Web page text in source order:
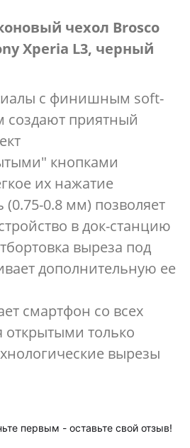
чехол Brosco
Xperia L3, черный
с финишным soft-
создают приятный
кнопками
их нажатие
(0.75-0.8 мм) позволяет
в док-станцию
выреза под
дополнительную ее
смартфон со всех
открытыми только
вырезы
первым - оставьте свой отзыв!